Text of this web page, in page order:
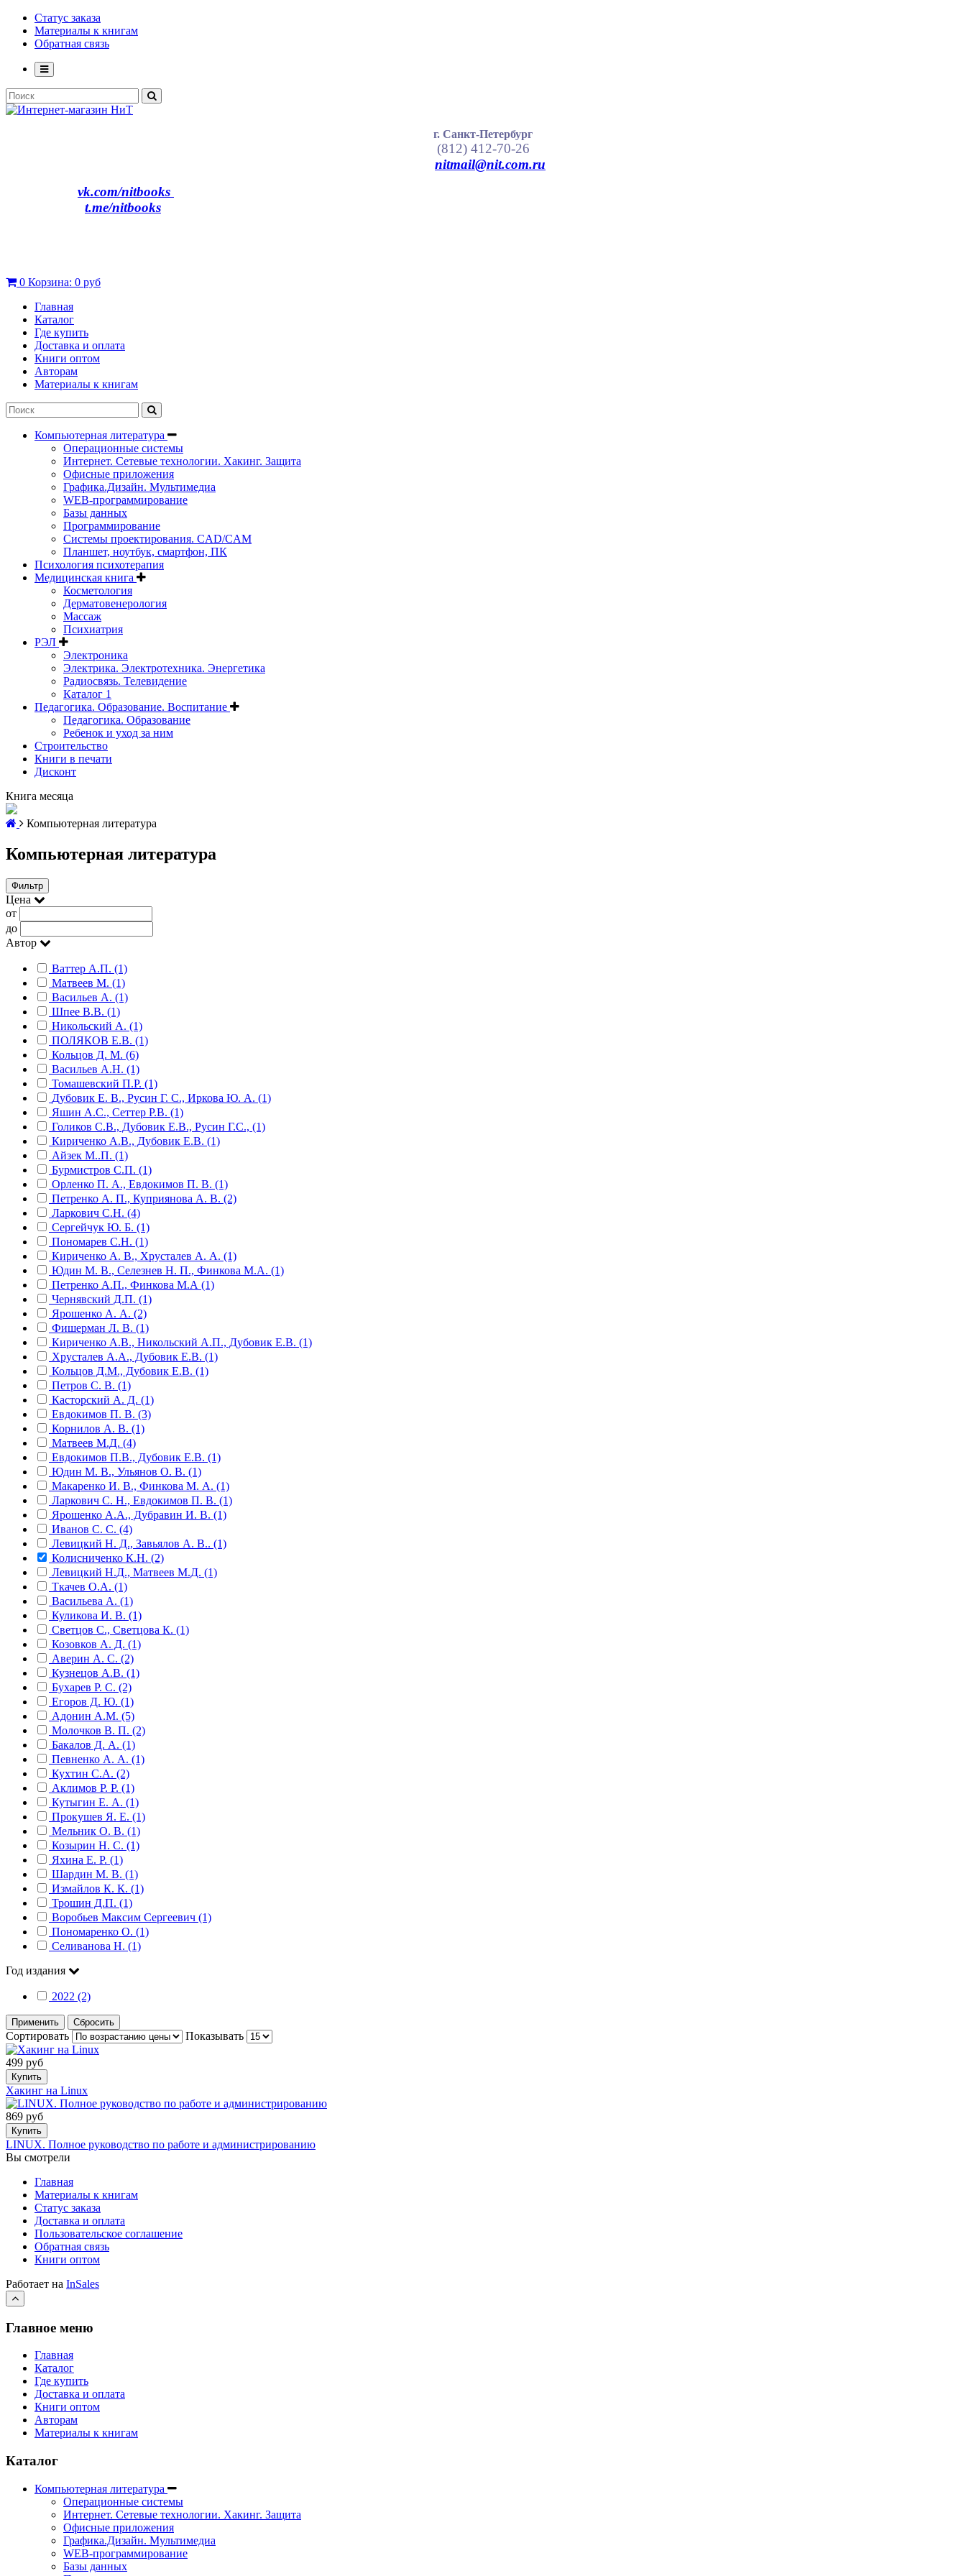
Статус заказа
Материалы к книгам
Обратная связь
г. Санкт-Петербург
(812) 412-70-26
nitmail@nit.com.ru
vk.com/nitbooks
t.me/nitbooks
0 Корзина: 0 руб
Главная
Каталог
Где купить
Доставка и оплата
Книги оптом
Авторам
Материалы к книгам
Компьютерная литература
Операционные системы
Интернет. Сетевые технологии. Хакинг. Защита
Офисные приложения
Графика.Дизайн. Мультимедиа
WEB-программирование
Базы данных
Программирование
Системы проектирования. CAD/CAM
Планшет, ноутбук, смартфон, ПК
Психология психотерапия
Медицинская книга
Косметология
Дерматовенерология
Массаж
Психиатрия
РЭЛ
Электроника
Электрика. Электротехника. Энергетика
Радиосвязь. Телевидение
Каталог 1
Педагогика. Образование. Воспитание
Педагогика. Образование
Ребенок и уход за ним
Строительство
Книги в печати
Дисконт
Книга месяца
Компьютерная литература
Компьютерная литература
Фильтр
Цена
от
до
Автор
Ваттер А.П. (1)
Матвеев М. (1)
Васильев А. (1)
Шпее В.В. (1)
Никольский А. (1)
ПОЛЯКОВ Е.В. (1)
Кольцов Д. М. (6)
Васильев А.Н. (1)
Томашевский П.Р. (1)
Дубовик Е. В., Русин Г. С., Иркова Ю. А. (1)
Яшин А.С., Сеттер Р.В. (1)
Голиков С.В., Дубовик Е.В., Русин Г.С., (1)
Кириченко А.В., Дубовик Е.В. (1)
Айзек М..П. (1)
Бурмистров С.П. (1)
Орленко П. А., Евдокимов П. В. (1)
Петренко А. П., Куприянова А. В. (2)
Ларкович С.Н. (4)
Сергейчук Ю. Б. (1)
Пономарев С.Н. (1)
Кириченко А. В., Хрусталев А. А. (1)
Юдин М. В., Селезнев Н. П., Финкова М.А. (1)
Петренко А.П., Финкова М.А (1)
Чернявский Д.П. (1)
Ярошенко А. А. (2)
Фишерман Л. В. (1)
Кириченко А.В., Никольский А.П., Дубовик Е.В. (1)
Хрусталев А.А., Дубовик Е.В. (1)
Кольцов Д.М., Дубовик Е.В. (1)
Петров С. В. (1)
Касторский А. Д. (1)
Евдокимов П. В. (3)
Корнилов А. В. (1)
Матвеев М.Д. (4)
Евдокимов П.В., Дубовик Е.В. (1)
Юдин М. В., Ульянов О. В. (1)
Макаренко И. В., Финкова М. А. (1)
Ларкович С. Н., Евдокимов П. В. (1)
Ярошенко А.А., Дубравин И. В. (1)
Иванов С. С. (4)
Левицкий Н. Д., Завьялов А. В.. (1)
Колисниченко К.Н. (2)
Левицкий Н.Д., Матвеев М.Д. (1)
Ткачев О.А. (1)
Васильева А. (1)
Куликова И. В. (1)
Светцов С., Светцова К. (1)
Козовков А. Д. (1)
Аверин А. С. (2)
Кузнецов А.В. (1)
Бухарев Р. С. (2)
Егоров Д. Ю. (1)
Адонин А.М. (5)
Молочков В. П. (2)
Бакалов Д. А. (1)
Певненко А. А. (1)
Кухтин С.А. (2)
Аклимов Р. Р. (1)
Кутыгин Е. А. (1)
Прокушев Я. Е. (1)
Мельник О. В. (1)
Козырин Н. С. (1)
Яхина Е. Р. (1)
Шардин М. В. (1)
Измайлов К. К. (1)
Трошин Д.П. (1)
Воробьев Максим Сергеевич (1)
Пономаренко О. (1)
Селиванова Н. (1)
Год издания
2022 (2)
Применить Сбросить
Сортировать Показывать
499 руб
Купить
Хакинг на Linux
869 руб
Купить
LINUX. Полное руководство по работе и администрированию
Вы смотрели
Главная
Материалы к книгам
Статус заказа
Доставка и оплата
Пользовательское соглашение
Обратная связь
Книги оптом
Работает на InSales
Главное меню
Главная
Каталог
Где купить
Доставка и оплата
Книги оптом
Авторам
Материалы к книгам
Каталог
Компьютерная литература
Операционные системы
Интернет. Сетевые технологии. Хакинг. Защита
Офисные приложения
Графика.Дизайн. Мультимедиа
WEB-программирование
Базы данных